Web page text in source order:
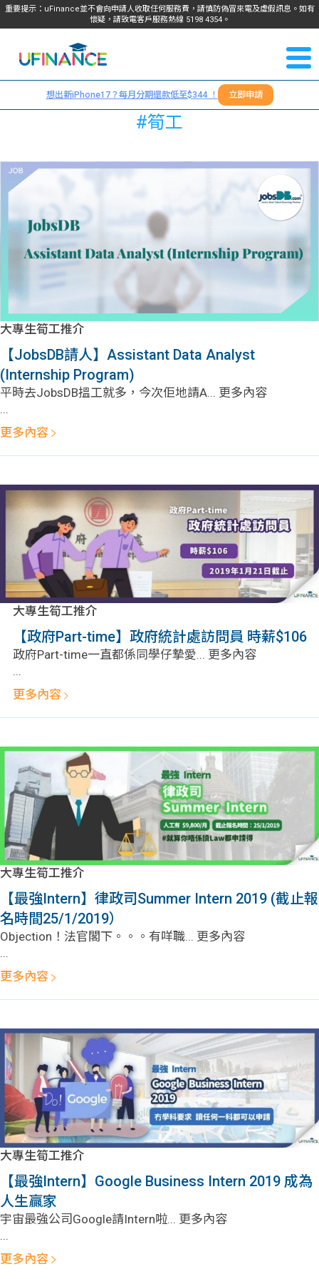
重要提示：uFinance並不會向申請人收取任何服務費，請慎防偽冒來電及虛假訊息。如有
懷疑，請致電客戶服務熱線 5198 4354。
我們
學生
貸款
貸款
計算
機
學生
大學
生學
貸款
機
網上
私人
貸款
貸款
計數
機
學生
資訊
Blog
生筍
工推
Gui
de
ge
de
校園
Gui
de
理財
Gui
de
貸款
101
常見
問題
學生
福利
校園
贊助
們
＋
4354
想出新iPhone17？每月分期還款低至$344 ！ 立即申請
#筍工
大專生筍工推介
【JobsDB請人】Assistant Data Analyst
(Internship Program)
平時去JobsDB搵工就多，今次佢地請A... 更多內容
...
更多內容
大專生筍工推介
【政府Part-time】政府統計處訪問員 時薪$106
政府Part-time一直都係同學仔摯愛... 更多內容
...
更多內容
大專生筍工推介
【最強Intern】律政司Summer Intern 2019 (截止報
名時間25/1/2019）
Objection！法官閣下。。。有咩職... 更多內容
...
更多內容
大專生筍工推介
【最強Intern】Google Business Intern 2019 成為
人生贏家
宇宙最強公司Google請Intern啦... 更多內容
...
更多內容